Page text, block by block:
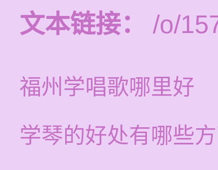
文本链接：
/o/
福州学唱歌哪里好
学琴的好处有哪些